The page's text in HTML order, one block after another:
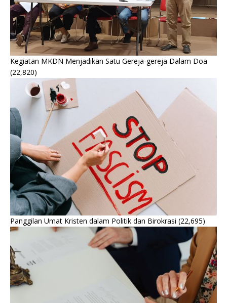
Kegiatan MKDN Menjadikan Satu Gereja-gereja Dalam Doa
(22,820)
Panggilan Umat Kristen dalam Politik dan Birokrasi (22,695)